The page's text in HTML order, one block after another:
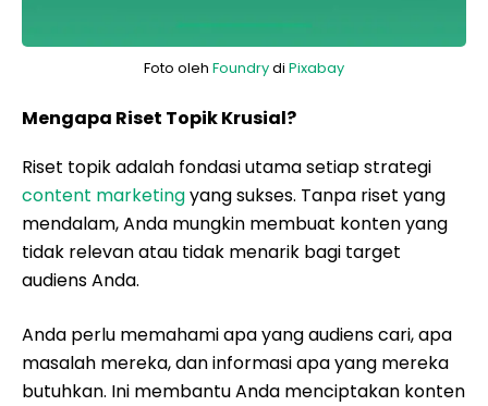
Foto oleh Foundrydi Pixabay
Mengapa Riset Topik Krusial?
Riset topik adalah fondasi utama setiap strategi
content marketingyang sukses. Tanpa riset yang
mendalam, Anda mungkin membuat konten yang
tidak relevan atau tidak menarik bagi target
audiens Anda.
Anda perlu memahami apa yang audiens cari, apa
masalah mereka, dan informasi apa yang mereka
butuhkan. Ini membantu Anda menciptakan konten